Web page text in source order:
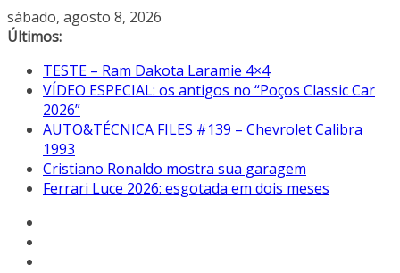
Pular
para
conteúdo
sábado, agosto 8, 2026
Últimos:
TESTE – Ram Dakota Laramie 4×4
VÍDEO ESPECIAL: os antigos no “Poços Classic Car
2026”
AUTO&TÉCNICA FILES #139 – Chevrolet Calibra
1993
Cristiano Ronaldo mostra sua garagem
Ferrari Luce 2026: esgotada em dois meses